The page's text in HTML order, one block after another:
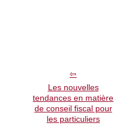
Les nouvelles
tendances en matière
de conseil fiscal pour
les particuliers